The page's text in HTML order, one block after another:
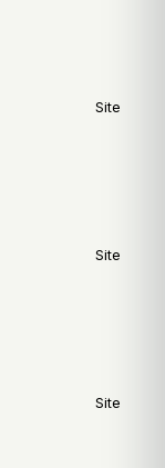
Site
Site
Site